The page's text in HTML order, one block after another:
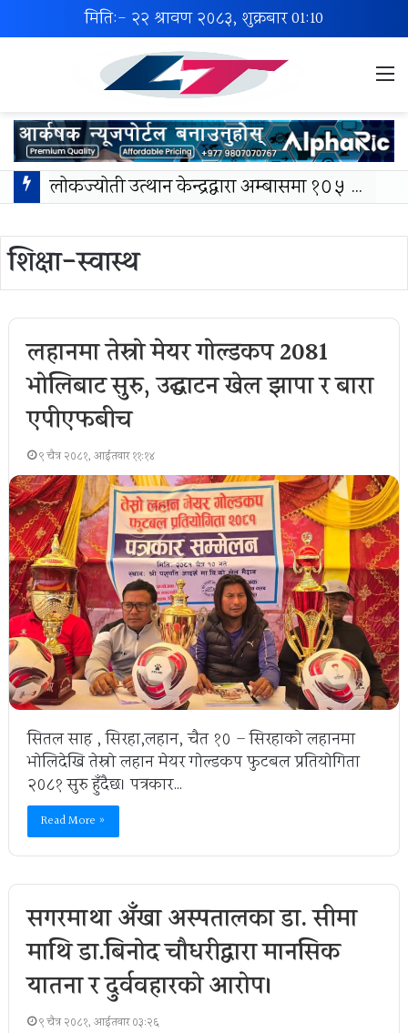
मिति:- २२ श्रावण २०८३, शुक्रबार01:10
लोकज्योती उत्थान केन्द्रद्वारा अम्बासमा १०५ विपन्न विद्यार्थीलाई शैक्षिक तथा खेलकुद सामग्री वितरण
शिक्षा-स्वास्थ
लहानमा तेस्रो मेयर गोल्डकप 2081
भोलिबाट सुरु, उद्घाटन खेल झापा र बारा
एपीएफबीच
९ चैत्र २०८१, आईतवार ११:१४
सितल साह , सिरहा,लहान, चैत १० – सिरहाको लहानमा
भोलिदेखि तेस्रो लहान मेयर गोल्डकप फुटबल प्रतियोगिता
२०८१ सुरु हुँदैछ। पत्रकार…
Read More »
सगरमाथा अँखा अस्पतालका डा. सीमा
माथि डा.बिनाेद चौधरीद्वारा मानसिक
यातना र दुर्ववहारको आरोप।
९ चैत्र २०८१, आईतवार ०३:२६